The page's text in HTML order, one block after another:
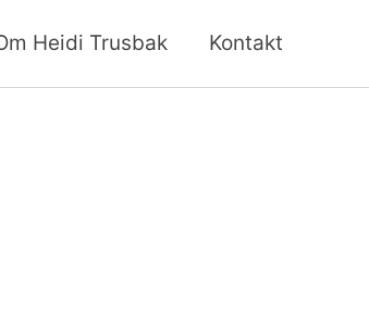
Heidi Trusbak Kontakt